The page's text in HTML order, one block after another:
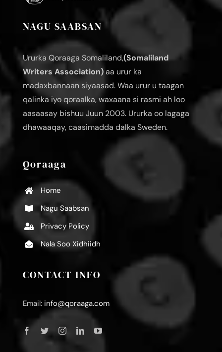
NAGU SAABSAN
Ururka Qoraaga Somaliland,(Somaliland
Writers Association)aa urur ka
madaxbannaan siyaasad. Waa urur u taagan
qalinka iyo qoraalka, waxaana si rasmi ah loo
aasaasay bishuu Juun 2003. Ururka oo lagaga
dhawaaqay, caasimadda dalka Sweden.
Qoraaga
Home
Nagu Saabsan
Privacy Policy
Nala Soo Xidhiidh
CONTACT INFO
Email: info@qoraaga.com